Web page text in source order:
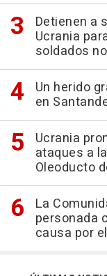
Detienen a
Ucrania
soldados
Un herido
en
Ucrania
ataques a
Oleoducto
La
personada
causa por